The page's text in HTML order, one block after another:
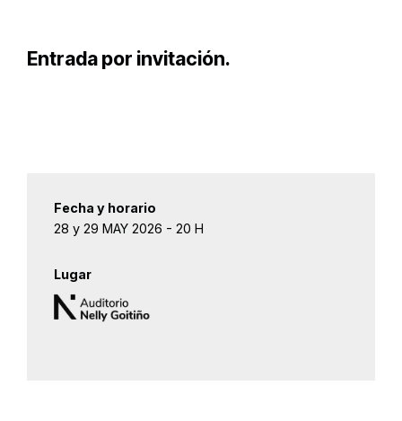
Entrada por invitación.
Fecha y horario
28 y 29 MAY 2026 - 20 H
Lugar